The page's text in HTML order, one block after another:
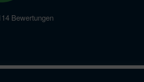
Bewertungen